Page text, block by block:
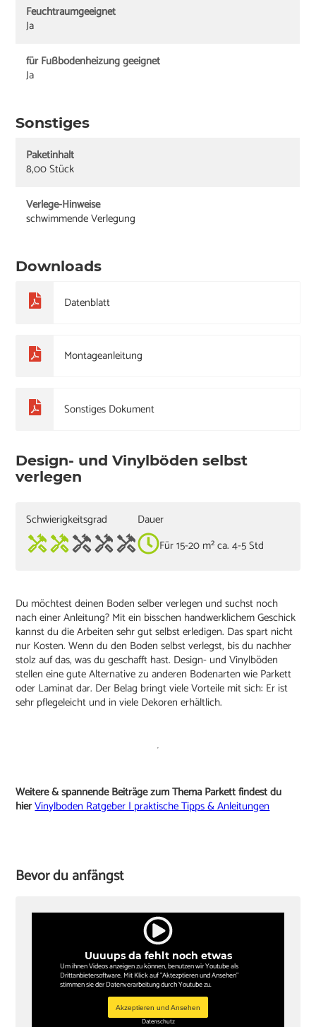
Feuchtraumgeeignet
Ja
für Fußbodenheizung geeignet
Ja
Sonstiges
Paketinhalt
8,00 Stück
Verlege-Hinweise
schwimmende Verlegung
Downloads
Datenblatt
Montageanleitung
Sonstiges Dokument
Design- und Vinylböden selbst
verlegen
Schwierigkeitsgrad
Dauer
Für 15-20 m² ca. 4-5 Std
Du möchtest deinen Boden selber verlegen und suchst noch
nach einer Anleitung? Mit ein bisschen handwerklichem Geschick
kannst du die Arbeiten sehr gut selbst erledigen. Das spart nicht
nur Kosten. Wenn du den Boden selbst verlegst, bis du nachher
stolz auf das, was du geschafft hast. Design- und Vinylböden
stellen eine gute Alternative zu anderen Bodenarten wie Parkett
oder Laminat dar. Der Belag bringt viele Vorteile mit sich: Er ist
sehr pflegeleicht und in viele Dekoren erhältlich.
Weitere & spannende Beiträge zum Thema Parkett findest du
hierVinylboden Ratgeber | praktische Tipps & Anleitungen
Bevor du anfängst
Uuuups da fehlt noch etwas
Um ihnen Videos anzeigen zu können, benutzen wir Youtube als
Drittanbietersoftware. Mit Klick auf "Aktezptieren und Ansehen"
stimmen sie der Datenverarbeitung durch Youtube zu.
Akzeptieren und Ansehen
Datenschutz